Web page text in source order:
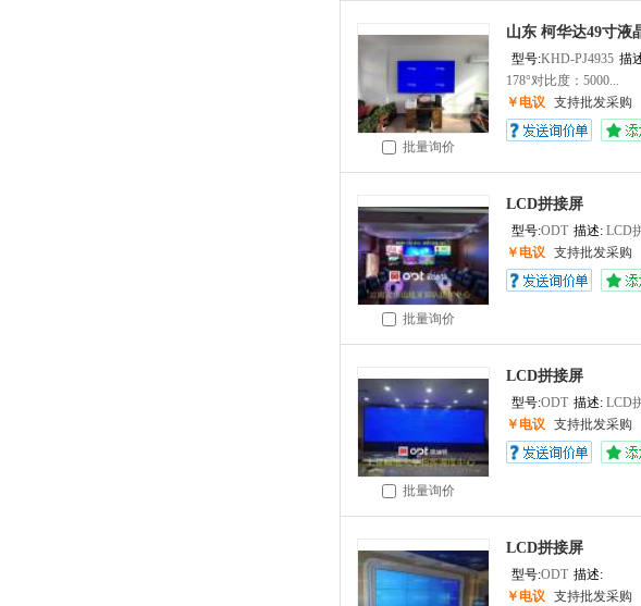
批量询价
山东 柯华达49寸液
型号:KHD-PJ4935 描
178°对比度：5000...
￥电议 支持批发采购
批量询价
LCD拼接屏
型号:ODT 描述: LCD
￥电议 支持批发采购
批量询价
LCD拼接屏
型号:ODT 描述: LCD
￥电议 支持批发采购
LCD拼接屏
型号:ODT 描述:
￥电议 支持批发采购